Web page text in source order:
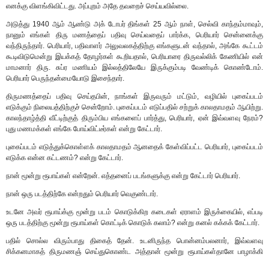
எனக்கு விளங்கிவிட்டது. அப்புறம் அதே தவறைச் செய்யவில்லை.
அடுத்து 1940 ஆம் ஆண்டு அக் டோபர் திங்கள் 25 ஆம் நாள், செல்வி காந்தம்மாவும்,
நானும் எங்கள் திரு மணத்தைப் பதிவு செய்வதைப் பார்க்க, பெரியார் சென்னைக்கு
வந்திருந்தார். பெரியார், பதிவாளர் அலுவலகத்திற்கு எங்களுடன் வந்தால், அங்கே கூட்டம்
கூடிவிடுமென்று இயக்கத் தோழர்கள் கூறியதால், பெரியாரை திருவல்லிக் கேணியில் என்
மாமனார் திரு. சுப்ர மணியம் இல்லத்திலேயே இருக்கும்படி வேண்டிக் கொண்டோம்.
பெரியார் பெருந்தன்மையோடு இசைந்தார்.
திருமணத்தைப் பதிவு செய்தபின், நாங்கள் இருவரும் மட்டும், வழியில் புகைப்படம்
எடுக்கும் நிலையத்திற்குச் சென்றோம். புகைப்படம் எடுப்பதில் சற்றுக் காலதாமதம் ஆயிற்று.
காலந்தாழ்த்தி வீட்டிற்குத் திரும்பிய எங்களைப் பார்த்து, பெரியார், ஏன் இவ்வளவு நேரம்?
புது மணமக்கள் எங்கே போய்விட்டீர்கள் என்று கேட்டார்.
புகைப்படம் எடுத்துக்கொள்ளக் காலதாமதம் ஆனதைக் கேள்விப்பட்ட பெரியார், புகைப்படம்
எடுக்க என்ன கட்டணம்? என்று கேட்டார்.
நான் மூன்று ரூபாய்கள் என்றேன். எத்தனைப் படங்களுக்கு என்று கேட்டார் பெரியார்.
நான் ஒரு படத்திற்கே என்றதும் பெரியார் வெகுண்டார்.
உடனே அவர் ரூபாய்க்கு மூன்று படம் கொடுக்கிற கடைகள் ஏராளம் இருக்கையில், எப்படி
ஒரு படத்திற்கு மூன்று ரூபாய்கள் கொட்டிக் கொடுக் கலாம்? என்று கனல் கக்கக் கேட்டார்.
பதில் சொல்ல விரும்பாது திகைத் தேன். உடனிருந்த பொன்னம்பலனார், இவ்வளவு
சிக்கனமாகத் திருமணஞ் செய்துகொண்ட அத்தான் மூன்று ரூபாய்கள்தானே பாழாக்கி